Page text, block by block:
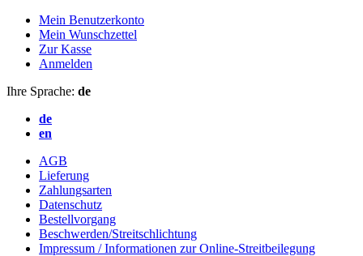
Mein Benutzerkonto
Mein Wunschzettel
Zur Kasse
Anmelden
Ihre Sprache: de
de
en
AGB
Lieferung
Zahlungsarten
Datenschutz
Bestellvorgang
Beschwerden/Streitschlichtung
Impressum / Informationen zur Online-Streitbeilegung